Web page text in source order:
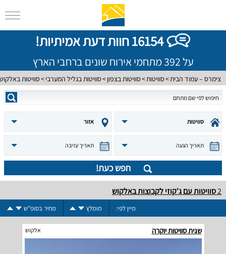
16154 חוות דעת אמיתיות!
על 392 מתחמי אירוח שונים ברחבי הארץ
צימרס – עמוד הבית סוויטות סוויטות בצפון סוויטות בגליל המערבי סוויטות
סוויטות אזור
תאריך הגעה תאריך עזיבה
חפש כעת!
2סוויטות עם ג'קוזי לקבוצות באלקוש
מיין לפי: מומלץ מחיר בסופ"ש
שגית סוויטות יוקרה אלקוש